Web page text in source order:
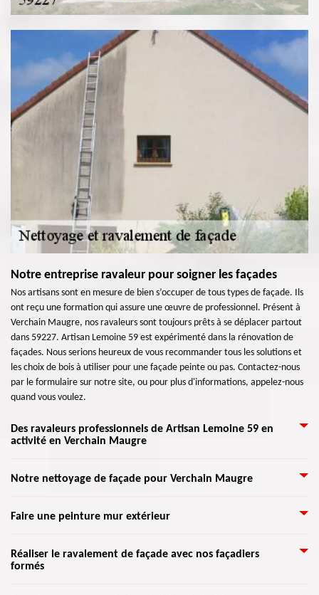
Notre entreprise ravaleur pour soigner les façades
Nos artisans sont en mesure de bien s’occuper de tous types de façade. Ils
ont reçu une formation qui assure une œuvre de professionnel. Présent à
Verchain Maugre, nos ravaleurs sont toujours prêts à se déplacer partout
dans 59227. Artisan Lemoine 59 est expérimenté dans la rénovation de
façades. Nous serions heureux de vous recommander tous les solutions et
les choix de bois à utiliser pour une façade peinte ou pas. Contactez-nous
par le formulaire sur notre site, ou pour plus d'informations, appelez-nous
quand vous voulez.
Des ravaleurs professionnels de Artisan Lemoine 59 en
activité en Verchain Maugre
Nous savons tous qu’un ravalement de façade consiste à redonner de
plus prudent. Procéder à un ravalement doit respecter et suivre plusieurs
parfaitement manipuler les matériels et méthodes à mettre en œuvre.
C’est un bel investissement, vous ne regretterez pas de nous avoir confié
Notre nettoyage de façade pour Verchain Maugre
Le bon état de l’extérieur de votre maison est important, et nous aimerons
donner à votre bâtiment un air moche et laisser moins de lumière du jour
Faire une peinture mur extérieur
La peinture est très indispensable pour une maison. Même si une façade
non peinte n’est pas si terrible, il arrive qu’elle ne soit pas attrayante,
Réaliser le ravalement de façade avec nos façadiers
formés